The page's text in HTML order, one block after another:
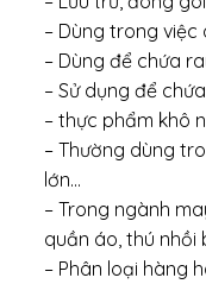
– Dùng trong
– Dùng để chứa
– Sử dụng để
– thực phẩm khô
– Thường dùng
lớn…
– Trong ngành
quần áo, thú nhồi
– Phân loại hàng